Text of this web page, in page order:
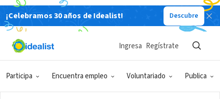
¡Celebramos 30 años de Idealist! Descubre
Participa Encuentra empleo Voluntariado Publica
Ingresa Regístrate
ORGANIZACIÓN SIN FIN DE LUCRO
Developers for Good
Argentina